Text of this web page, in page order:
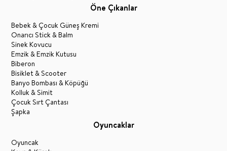
Öne Çıkanlar
Bebek & Çocuk Güneş Kremi
Onarıcı Stick & Balm
Sinek Kovucu
Emzik & Emzik Kutusu
Biberon
Bisiklet & Scooter
Banyo Bombası & Köpüğü
Kolluk & Simit
Çocuk Sırt Çantası
Şapka
Oyuncaklar
Oyuncak